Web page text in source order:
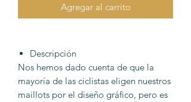
Agregar al carrito
Descripción
Nos hemos dado cuenta de que la
mayoría de las ciclistas eligen nuestros
maillots por el diseño gráfico, pero es